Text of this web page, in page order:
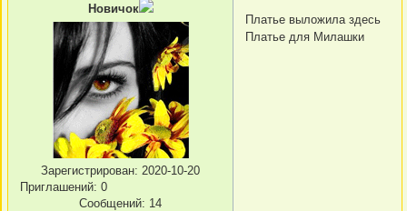
Новичок
Зарегистрирован: 2020-10-20
Приглашений: 0
Сообщений: 14
Платье выложила здесь
Платье для Милашки